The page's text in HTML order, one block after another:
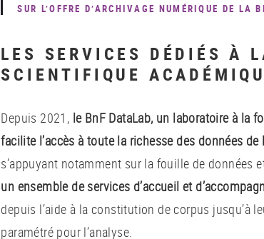
SUR L’OFFRE D’ARCHIVAGE NUMÉRIQUE DE LA
LES SERVICES DÉDIÉS À
SCIENTIFIQUE
Depuis 2021, le BnF DataLab, un laboratoire à la
facilite l’accès à toute la richesse des données
s’appuyant notamment sur la fouille de données
un ensemble de services d’accueil et
depuis l’aide à la constitution de corpus jusqu’à
paramétré pour l’analyse.